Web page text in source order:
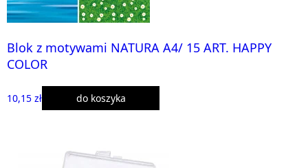
Blok z motywami NATURA A4/ 15 ART. HAPPY
COLOR
10,15 zł do koszyka